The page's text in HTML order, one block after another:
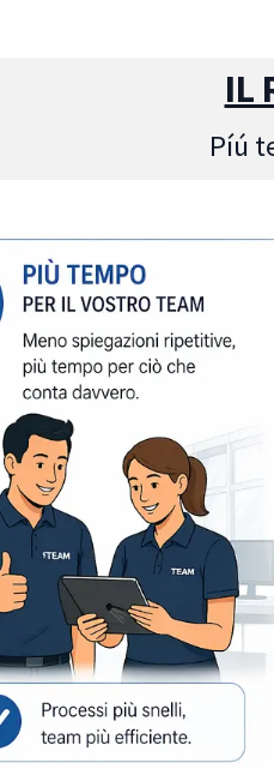
IL
Píú